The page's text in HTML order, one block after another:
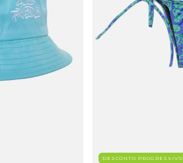
DESCONTO PROGRESSIVO